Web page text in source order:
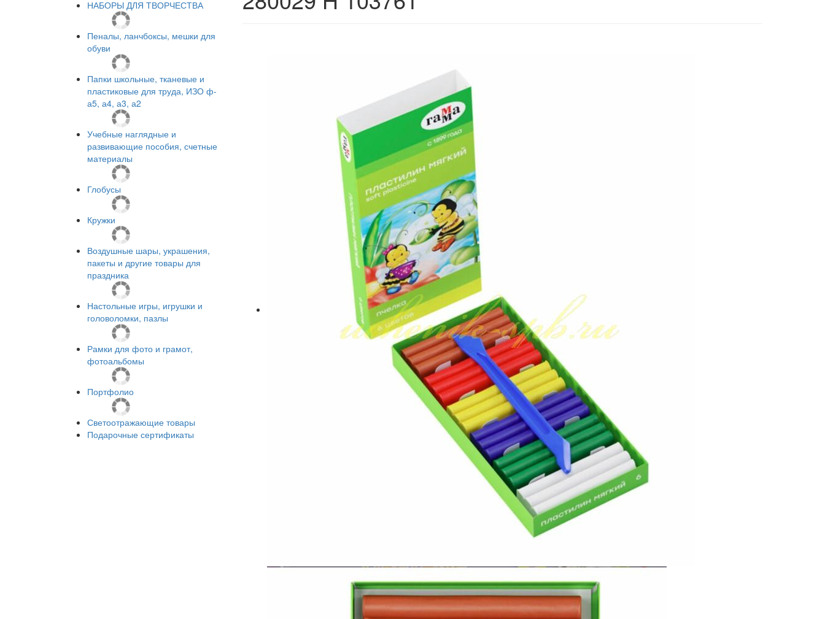
НАБОРЫ ДЛЯ ТВОРЧЕСТВА
Пеналы, ланчбоксы, мешки для
обуви
Папки школьные, тканевые и
пластиковые для труда, ИЗО ф-
а5, а4, а3, а2
Учебные наглядные и
развивающие пособия, счетные
материалы
Глобусы
Кружки
Воздушные шары, украшения,
пакеты и другие товары для
праздника
Настольные игры, игрушки и
головоломки, пазлы
Рамки для фото и грамот,
фотоальбомы
Портфолио
Светоотражающие товары
Подарочные сертификаты